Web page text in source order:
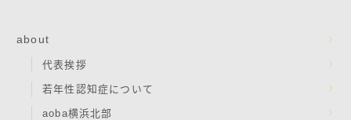
about
代表挨拶
若年性認知症について
aoba横浜北部